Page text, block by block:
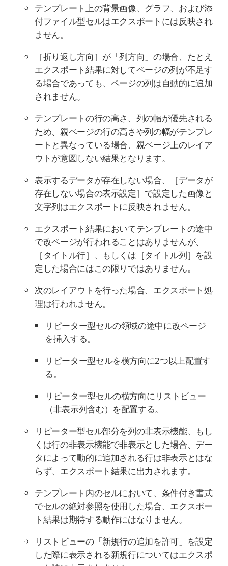
テンプレート上の背景画像、グラフ、および添
付ファイル型セルはエクスポートには反映され
ません。
［折り返し方向］が「列方向」の場合、たとえ
エクスポート結果に対してページの列が不足す
る場合であっても、ページの列は自動的に追加
されません。
テンプレートの行の高さ、列の幅が優先される
ため、親ページの行の高さや列の幅がテンプレ
ートと異なっている場合、親ページ上のレイア
ウトが意図しない結果となります。
表示するデータが存在しない場合、［データが
存在しない場合の表示設定］で設定した画像と
文字列はエクスポートに反映されません。
エクスポート結果においてテンプレートの途中
で改ページが行われることはありませんが、
［タイトル行］、もしくは［タイトル列］を設
定した場合にはこの限りではありません。
次のレイアウトを行った場合、エクスポート処
理は行われません。
リピーター型セルの領域の途中に改ページ
を挿入する。
リピーター型セルを横方向に2つ以上配置す
る。
リピーター型セルの横方向にリストビュー
（非表示列含む）を配置する。
リピーター型セル部分を列の非表示機能、もし
くは行の非表示機能で非表示とした場合、デー
タによって動的に追加される行は非表示とはな
らず、エクスポート結果に出力されます。
テンプレート内のセルにおいて、条件付き書式
でセルの絶対参照を使用した場合、エクスポー
ト結果は期待する動作にはなりません。
リストビューの「新規行の追加を許可」を設定
した際に表示される新規行についてはエクスポ